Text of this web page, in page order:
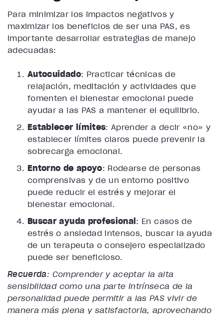
Para minimizar los impactos negativos y
maximizar los beneficios de ser una PAS, es
importante desarrollar estrategias de manejo
adecuadas:
Autocuidado: Practicar técnicas de
relajación, meditación y actividades que
fomenten el bienestar emocional puede
ayudar a las PAS a mantener el equilibrio.
Establecer límites: Aprender a decir «no» y
establecer límites claros puede prevenir la
sobrecarga emocional.
Entorno de apoyo: Rodearse de personas
comprensivas y de un entorno positivo
puede reducir el estrés y mejorar el
bienestar emocional.
Buscar ayuda profesional : En casos de
estrés o ansiedad intensos, buscar la ayuda
de un terapeuta o consejero especializado
puede ser beneficioso.
Recuerda: Comprender y aceptar la alta
sensibilidad como una parte intrínseca de la
personalidad puede permitir a las PAS vivir de
manera más plena y satisfactoria, aprovechando